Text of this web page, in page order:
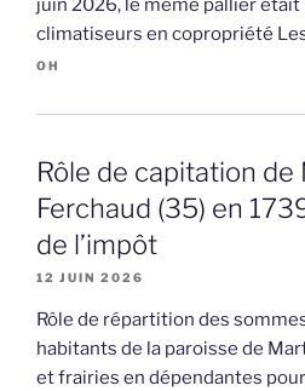
juin 2026, le même pallier était
climatiseurs en copropriété
OH
Rôle de capitation de
Ferchaud (35) en
de l’impôt
12 JUIN 2026
Rôle de répartition des
habitants de la paroisse de
et frairies en dépendantes